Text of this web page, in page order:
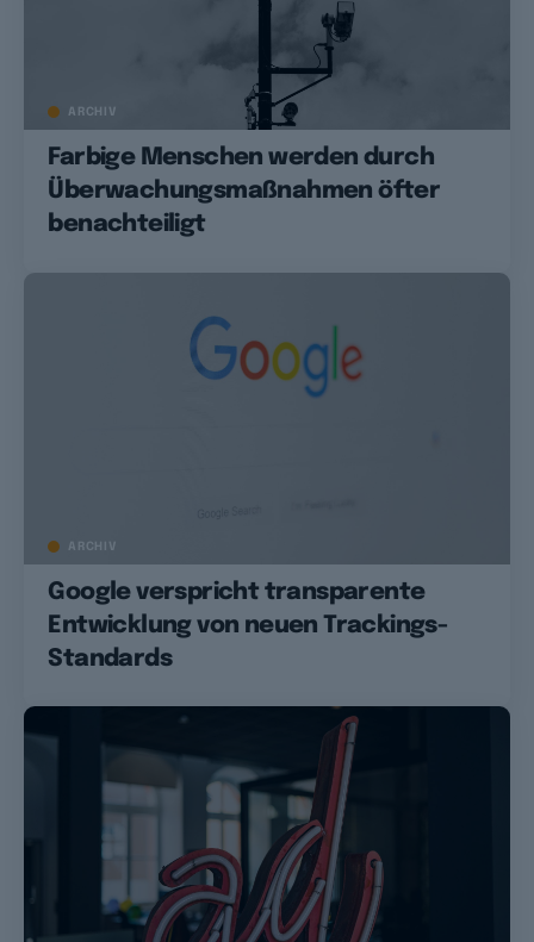
ARCHIV
Farbige Menschen werden durch
Überwachungsmaßnahmen öfter
benachteiligt
ARCHIV
Google verspricht transparente
Entwicklung von neuen Trackings-
Standards